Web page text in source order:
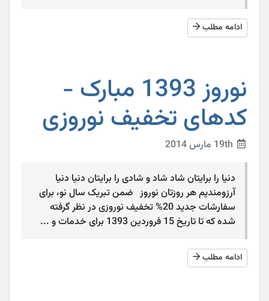
ادامه مطلب
نوروز 1393 مبارک -
کدهای تخفیف نوروزی
دنیا را برایتان شاد شاد و شادی را برایتان دنیا دنیا
آرزومندیم هر روزتان نوروز ضمن تبریک سال نو، برای
سفارشات جدید 20% تخفیف نوروزی در نظر گرفته
شده که تا تاریخ 15 فروردین 1393 برای خدمات و ...
ادامه مطلب